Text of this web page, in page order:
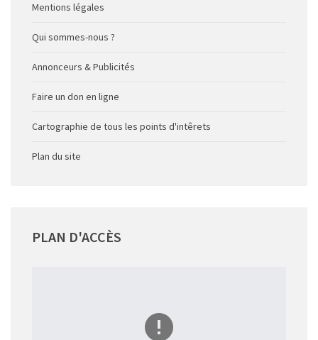
Mentions légales
Qui sommes-nous ?
Annonceurs & Publicités
Faire un don en ligne
Cartographie de tous les points d'intêrets
Plan du site
PLAN D'ACCÈS